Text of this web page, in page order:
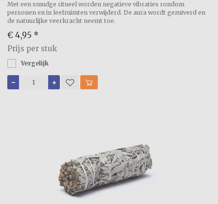
Met een smudge ritueel worden negatieve vibraties rondom
personen en in leefruimten verwijderd. De aura wordt gezuiverd en
de natuurlijke veerkracht neemt toe.
€ 4,95 *
Prijs per stuk
Vergelijk